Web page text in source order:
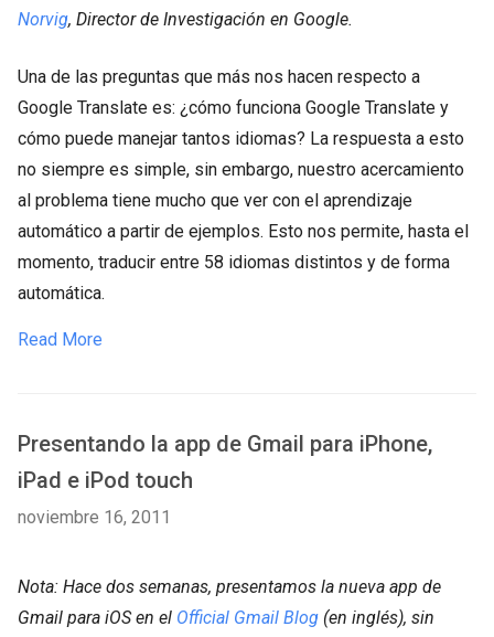
Norvig, Director de Investigación en Google.
Una de las preguntas que más nos hacen respecto a
Google Translate es: ¿cómo funciona Google Translate y
cómo puede manejar tantos idiomas? La respuesta a esto
no siempre es simple, sin embargo, nuestro acercamiento
al problema tiene mucho que ver con el aprendizaje
automático a partir de ejemplos. Esto nos permite, hasta el
momento, traducir entre 58 idiomas distintos y de forma
automática.
Read More
Presentando la app de Gmail para iPhone,
iPad e iPod touch
noviembre 16, 2011
Nota: Hace dos semanas, presentamos la nueva app de
Gmail para iOS en el Official Gmail Blog (en inglés), sin